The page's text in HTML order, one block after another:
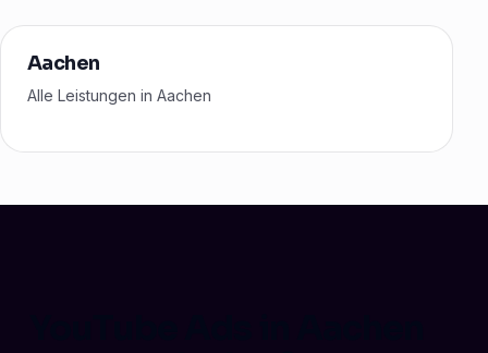
Aachen
Alle Leistungen in Aachen